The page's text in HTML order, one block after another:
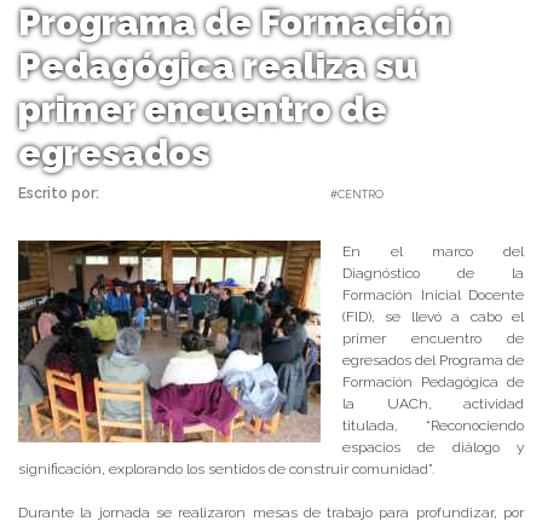
Programa de Formación
Pedagógica realiza su
primer encuentro de
egresados
Escrito por: #CENTRO
En el marco del
Diagnóstico de la
Formación Inicial Docente
(FID), se llevó a cabo el
primer encuentro de
egresados del Programa de
Formación Pedagógica de
la UACh, actividad
titulada, “Reconociendo
espacios de diálogo y
significación, explorando los sentidos de construir comunidad”.
Durante la jornada se realizaron mesas de trabajo para profundizar, por